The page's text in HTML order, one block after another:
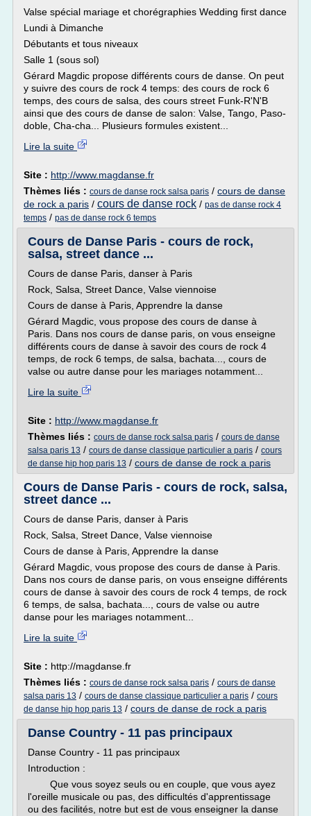
Valse spécial mariage et chorégraphies Wedding first dance
Lundi à Dimanche
Débutants et tous niveaux
Salle 1 (sous sol)
Gérard Magdic propose différents cours de danse. On peut
y suivre des cours de rock 4 temps: des cours de rock 6
temps, des cours de salsa, des cours street Funk-R'N'B
ainsi que des cours de danse de salon: Valse, Tango, Paso-
doble, Cha-cha... Plusieurs formules existent...
Lire la suite
Site : http://www.magdanse.fr
Thèmes liés : cours de danse rock salsa paris / cours de danse
de rock a paris / cours de danse rock / pas de danse rock 4
temps / pas de danse rock 6 temps
Cours de Danse Paris - cours de rock,
salsa, street dance ...
Cours de danse Paris, danser à Paris
Rock, Salsa, Street Dance, Valse viennoise
Cours de danse à Paris, Apprendre la danse
Gérard Magdic, vous propose des cours de danse à
Paris. Dans nos cours de danse paris, on vous enseigne
différents cours de danse à savoir des cours de rock 4
temps, de rock 6 temps, de salsa, bachata..., cours de
valse ou autre danse pour les mariages notamment...
Lire la suite
Site : http://www.magdanse.fr
Thèmes liés : cours de danse rock salsa paris / cours de danse
salsa paris 13 / cours de danse classique particulier a paris / cours
de danse hip hop paris 13 / cours de danse de rock a paris
Cours de Danse Paris - cours de rock, salsa,
street dance ...
Cours de danse Paris, danser à Paris
Rock, Salsa, Street Dance, Valse viennoise
Cours de danse à Paris, Apprendre la danse
Gérard Magdic, vous propose des cours de danse à Paris.
Dans nos cours de danse paris, on vous enseigne différents
cours de danse à savoir des cours de rock 4 temps, de rock
6 temps, de salsa, bachata..., cours de valse ou autre
danse pour les mariages notamment...
Lire la suite
Site : http://magdanse.fr
Thèmes liés : cours de danse rock salsa paris / cours de danse
salsa paris 13 / cours de danse classique particulier a paris / cours
de danse hip hop paris 13 / cours de danse de rock a paris
Danse Country - 11 pas principaux
Danse Country - 11 pas principaux
Introduction :
Que vous soyez seuls ou en couple, que vous ayez
l'oreille musicale ou pas, des difficultés d'apprentissage
ou des facilités, notre but est de vous enseigner la danse